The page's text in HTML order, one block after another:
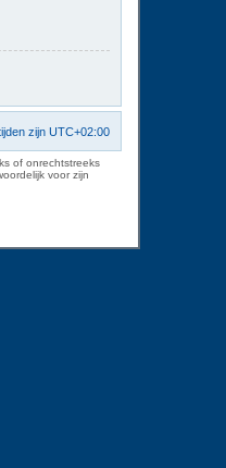
zijn UTC+02:00
of onrechtstreeks
voor zijn